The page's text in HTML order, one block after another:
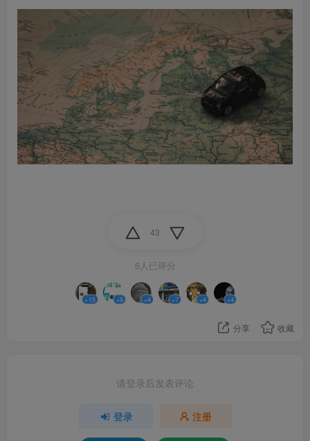
43
6人已评分
+15 +9 +4 +7 +4 +4
分享 收藏
请登录后发表评论
登录 注册